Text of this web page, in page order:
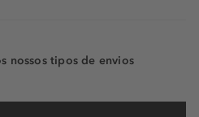
nossos tipos de envios